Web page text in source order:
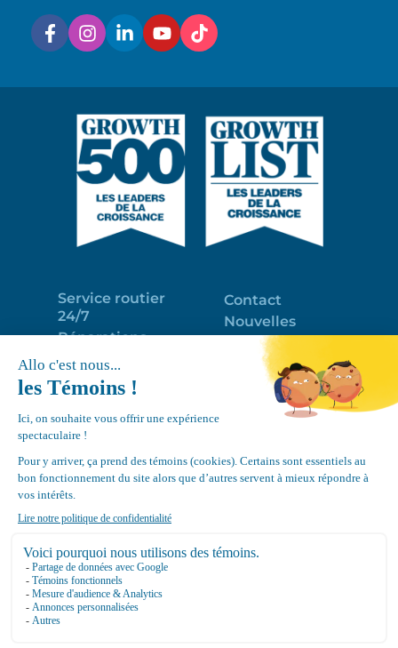
Service routier
24/7
Réparations
Programme
d’entretien
Déneigement
de toits
Équipements
Contact
Nouvelles
Portail clients
Emploi
Politique de
Google
4.7